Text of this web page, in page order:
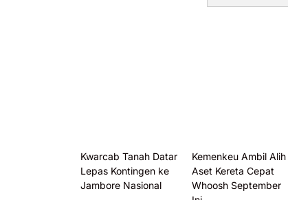
Kwarcab Tanah Datar
Lepas Kontingen ke
Jambore Nasional
Kemenkeu Ambil Alih
Aset Kereta Cepat
Whoosh September